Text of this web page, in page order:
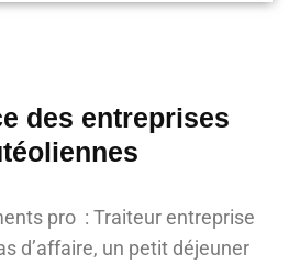
des entreprises
pro : Traiteur entreprise
d’affaire, un petit déjeuner